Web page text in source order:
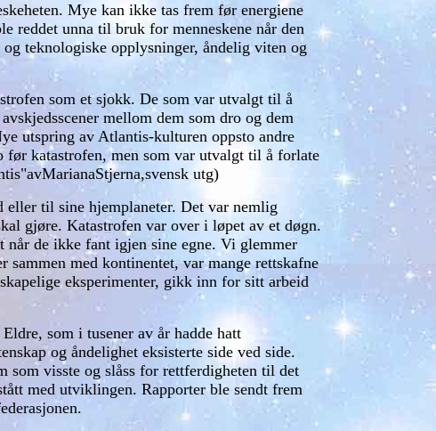
Mye kan ikke tas frem før energiene
reddet unna til bruk for menneskene når den
teknologiske opplysninger, åndelig viten og
som et sjokk. De som var utvalgt til å
mellom dem som dro og dem
utspring av Atlantis-kulturen oppsto andre
før katastrofen, men som var utvalgt til å forlate
utg)
eller til sine hjemplaneter. Det var nemlig
gjøre. Katastrofen var over i løpet av et døgn.
de ikke fant igjen sine egne. Vi glemmer
med kontinentet, var mange rettskafne
eksperimenter, gikk inn for sitt arbeid
som i tusener av år hadde hatt
og åndelighet eksisterte side ved side.
som visste og slåss for rettferdigheten til det
med utviklingen. Rapporter ble sendt frem